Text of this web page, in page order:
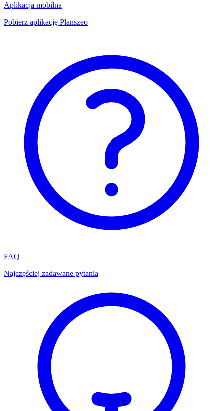
Aplikacja mobilna
Pobierz aplikację Planszeo
FAQ
Najczęściej zadawane pytania